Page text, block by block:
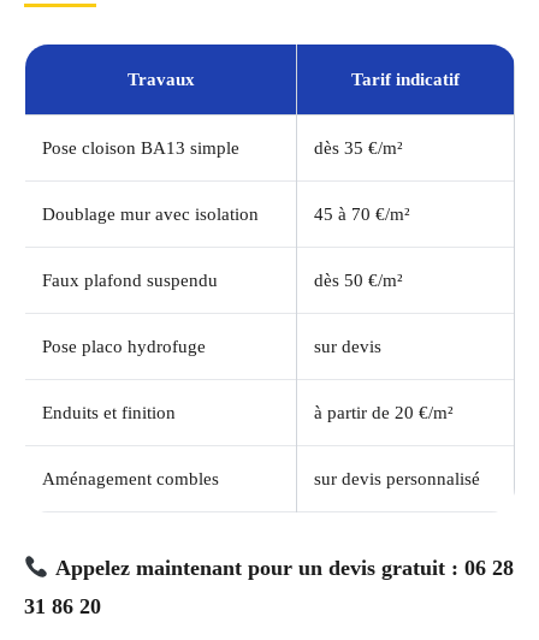
Travaux Tarif indicatif
Pose cloison BA13 simple dès 35 €/m²
Doublage mur avec isolation 45 à 70 €/m²
Faux plafond suspendu dès 50 €/m²
Pose placo hydrofuge sur devis
Enduits et finition à partir de 20 €/m²
Aménagement combles sur devis personnalisé
Appelez maintenant pour un devis gratuit : 06 28
31 86 20